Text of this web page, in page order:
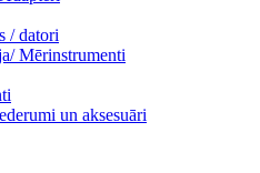
/ datori
Mērinstrumenti
un aksesuāri